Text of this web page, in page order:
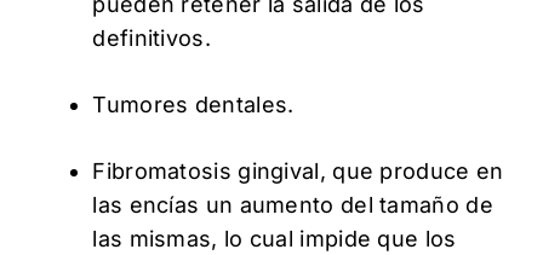
definitivos.
Tumores dentales.
Fibromatosis gingival, que produce en
las encías un aumento del tamaño de
las mismas, lo cual impide que los